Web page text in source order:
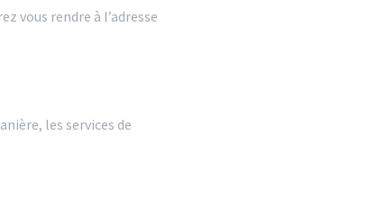
vous rendre à l’adresse
les services de